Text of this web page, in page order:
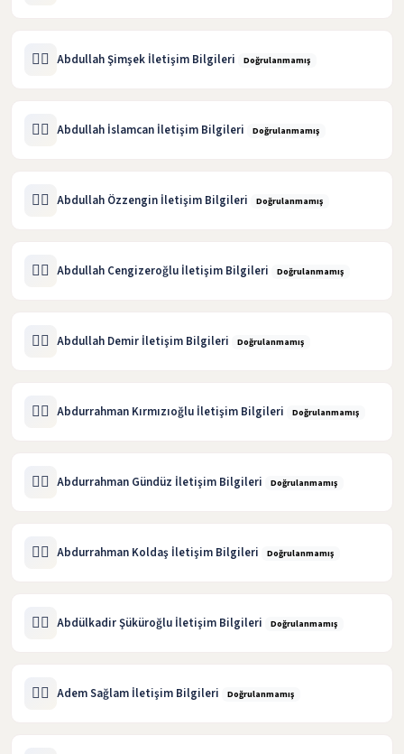
🧑‍⚖️ Abdullah Şimşek İletişim Bilgileri Doğrulanmamış
🧑‍⚖️ Abdullah İslamcan İletişim Bilgileri Doğrulanmamış
🧑‍⚖️ Abdullah Özzengin İletişim Bilgileri Doğrulanmamış
🧑‍⚖️ Abdullah Cengizeroğlu İletişim Bilgileri Doğrulanmamış
🧑‍⚖️ Abdullah Demir İletişim Bilgileri Doğrulanmamış
🧑‍⚖️ Abdurrahman Kırmızıoğlu İletişim Bilgileri Doğrulanmamış
🧑‍⚖️ Abdurrahman Gündüz İletişim Bilgileri Doğrulanmamış
🧑‍⚖️ Abdurrahman Koldaş İletişim Bilgileri Doğrulanmamış
🧑‍⚖️ Abdülkadir Şüküroğlu İletişim Bilgileri Doğrulanmamış
🧑‍⚖️ Adem Sağlam İletişim Bilgileri Doğrulanmamış